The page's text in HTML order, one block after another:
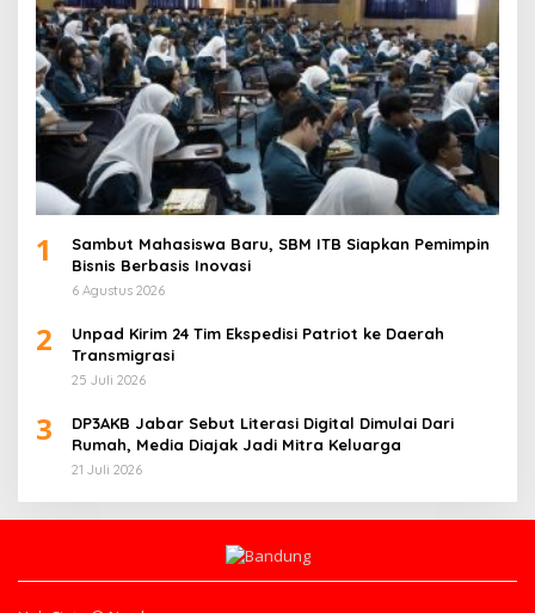
1
Sambut Mahasiswa Baru, SBM ITB Siapkan Pemimpin
Bisnis Berbasis Inovasi
6 Agustus 2026
2
Unpad Kirim 24 Tim Ekspedisi Patriot ke Daerah
Transmigrasi
25 Juli 2026
3
DP3AKB Jabar Sebut Literasi Digital Dimulai Dari
Rumah, Media Diajak Jadi Mitra Keluarga
21 Juli 2026